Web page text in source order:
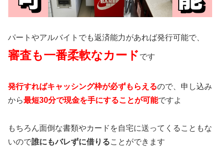
パートやアルバイトでも返済能力があれば発行可能で、
審査も一番柔軟なカード です
発行すればキャッシング枠が必ずもらえるので、申し込み
から最短30分で現金を手にすることが可能ですよ
もちろん面倒な書類やカードを自宅に送ってくることもな
いので誰にもバレずに借りることができます